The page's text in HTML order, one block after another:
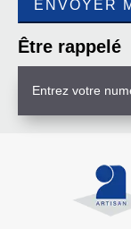
Être rappelé